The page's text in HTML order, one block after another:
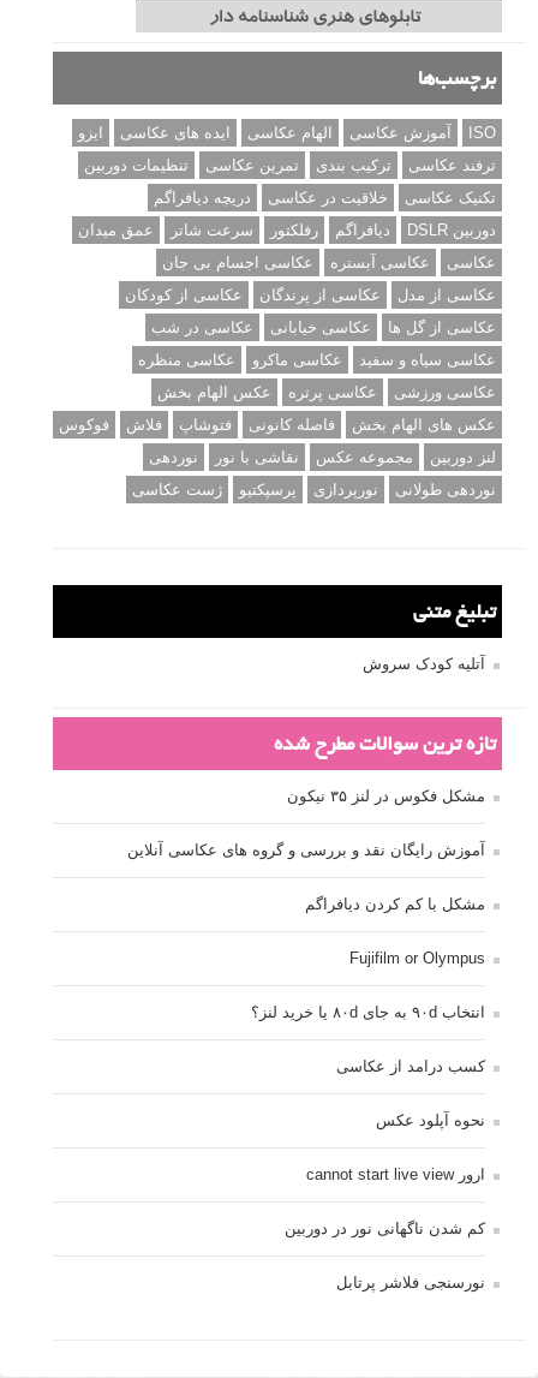
برچسب‌ها
ISO آموزش عکاسی الهام عکاسی ایده های عکاسی
ایزو
ترفند عکاسی
ترکیب بندی تمرین عکاسی
تنظیمات دوربین
تکنیک عکاسی
خلاقیت در عکاسی
دریچه دیافراگم
دوربین DSLR
دیافراگم رفلکتور سرعت شاتر
عمق میدان
عکاسی
عکاسی آبستره
عکاسی اجسام بی جان
عکاسی از مدل
عکاسی از پرندگان
عکاسی از کودکان
عکاسی از گل ها
عکاسی خیابانی
عکاسی در شب
عکاسی سیاه و سفید
عکاسی ماکرو
عکاسی منظره
عکاسی ورزشی
عکاسی پرتره
عکس الهام بخش
عکس های الهام بخش
فاصله کانونی فتوشاپ فلاش
فوکوس
لنز دوربین
مجموعه عکس نقاشی با نور
نوردهی
نوردهی طولانی
نورپردازی پرسپکتیو ژست عکاسی
تبلیغ متنی
آتلیه کودک سروش
تازه ترین سوالات مطرح شده
مشکل فکوس در لنز ۳۵ نیکون
آموزش رایگان نقد و بررسی و گروه های عکاسی آنلاین
مشکل با کم کردن دیافراگم
Fujifilm or Olympus
انتخاب ۹۰d به جای ۸۰d یا خرید لنز؟
کسب درامد از عکاسی
نحوه آپلود عکس
ارور cannot start live view
کم شدن ناگهانی نور در دوربین
نورسنجی فلاشر پرتابل